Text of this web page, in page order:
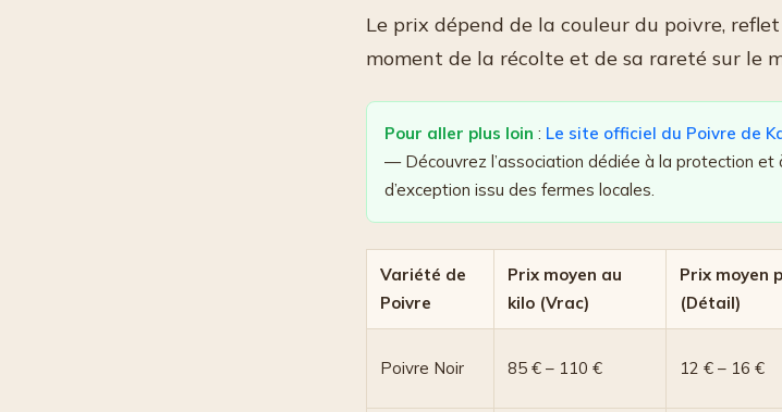
Le prix dépend de la couleur du poivre,
moment de la récolte et de sa rareté sur le
Pour aller plus loin : Le site officiel du Poivre de
— Découvrez l’association dédiée à la protection et
d’exception issu des fermes locales.
Variété de
Poivre
Prix moyen au
kilo (Vrac)
Prix moyen
(Détail)
Poivre Noir 85 € – 110 € 12 € – 16 €